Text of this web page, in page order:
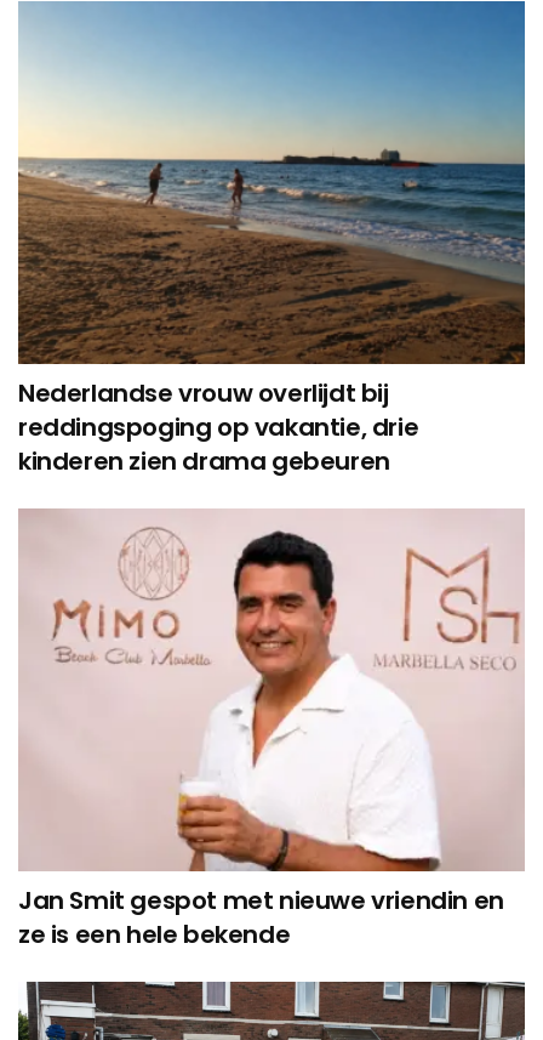
Nederlandse vrouw overlijdt bij
reddingspoging op vakantie, drie
kinderen zien drama gebeuren
Jan Smit gespot met nieuwe vriendin en
ze is een hele bekende